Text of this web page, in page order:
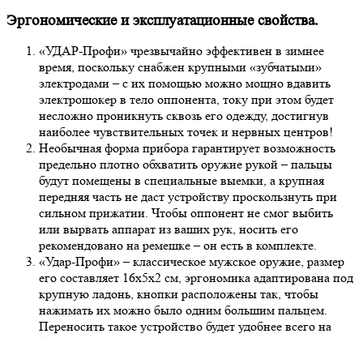
Эргономические и эксплуатационные свойства.
«УДАР-Профи» чрезвычайно эффективен в зимнее
время, поскольку снабжен крупными «зубчатыми»
электродами – с их помощью можно мощно вдавить
электрошокер в тело оппонента, току при этом будет
несложно проникнуть сквозь его одежду, достигнув
наиболее чувствительных точек и нервных центров!
Необычная форма прибора гарантирует возможность
предельно плотно обхватить оружие рукой – пальцы
будут помещены в специальные выемки, а крупная
передняя часть не даст устройству проскользнуть при
сильном прижатии. Чтобы оппонент не смог выбить
или вырвать аппарат из ваших рук, носить его
рекомендовано на ремешке – он есть в комплекте.
«Удар-Профи» – классическое мужское оружие, размер
его составляет 16х5х2 см, эргономика адаптирована под
крупную ладонь, кнопки расположены так, чтобы
нажимать их можно было одним большим пальцем.
Переносить такое устройство будет удобнее всего на